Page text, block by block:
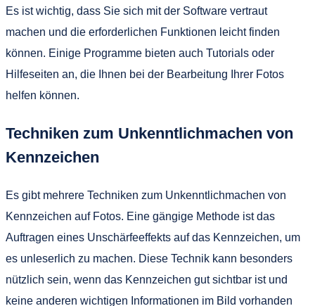
Es ist wichtig, dass Sie sich mit der Software vertraut
machen und die erforderlichen Funktionen leicht finden
können. Einige Programme bieten auch Tutorials oder
Hilfeseiten an, die Ihnen bei der Bearbeitung Ihrer Fotos
helfen können.
Techniken zum Unkenntlichmachen von
Kennzeichen
Es gibt mehrere Techniken zum Unkenntlichmachen von
Kennzeichen auf Fotos. Eine gängige Methode ist das
Auftragen eines Unschärfeeffekts auf das Kennzeichen, um
es unleserlich zu machen. Diese Technik kann besonders
nützlich sein, wenn das Kennzeichen gut sichtbar ist und
keine anderen wichtigen Informationen im Bild vorhanden